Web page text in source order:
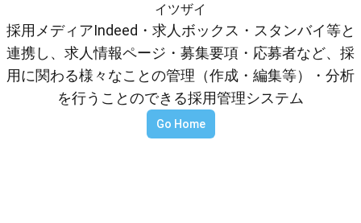
イツザイ
採用メディアIndeed・求人ボックス・スタンバイ等と
連携し、求人情報ページ・募集要項・応募者など、採
用に関わる様々なことの管理（作成・編集等）・分析
を行うことのできる採用管理システム
Go Home